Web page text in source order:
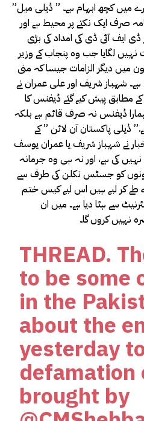
میں کچھ ابہام ہے۔ ” ڈیلی میل”
صرف ایک نکتے پر محیط ہے اور
ایف آئی ڈی کی امداد کی بڑی
لگایا جب وہ پنجاب کے وزیر
میں دیگر الزامات جیسا کہ منی
شہباز شریف اور علی عمران نے
مطابق پیش کیے گئے ڈیفنس کا
ڈیفنس نہ صرف قائم ہے بلکہ
پاکستان آن لائن ” کے
نے شہباز شریف یا عمران یوسف
نہیں کی ہے، اور نہ ہی وہ جرمانہ
کو جسٹس نکلن کی طرف سے
طے کر لیے ہیں اس لیے کیس ختم
سے ہٹا دیا ہے۔ میں ان
نہیں کروں گا۔
THREAD.
to be some
in the
about the
yesterday
defamation
brought by